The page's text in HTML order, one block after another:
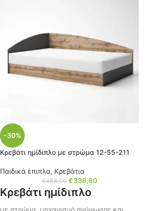
-30%
Κρεβάτι ημίδιπλο με στρώμα 12-55-211
Παιδικά έπιπλα, Κρεβάτια
€484,00 €338,80
Κρεβάτι ημίδιπλο